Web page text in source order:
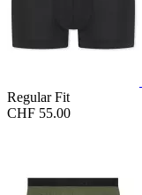
Regular Fit
CHF 55.00